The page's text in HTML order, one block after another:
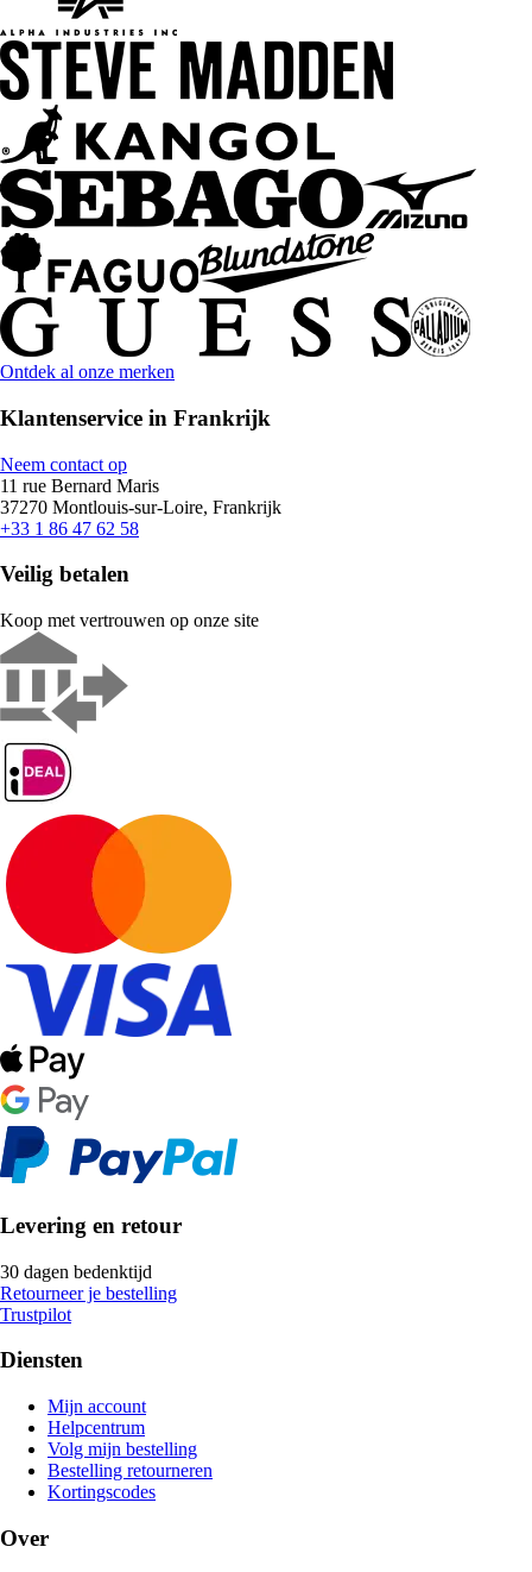
Ontdek al onze merken
Klantenservice in Frankrijk
Neem contact op
11 rue Bernard Maris
37270 Montlouis-sur-Loire, Frankrijk
+33 1 86 47 62 58
Veilig betalen
Koop met vertrouwen op onze site
Levering en retour
30 dagen bedenktijd
Retourneer je bestelling
Trustpilot
Diensten
Mijn account
Helpcentrum
Volg mijn bestelling
Bestelling retourneren
Kortingscodes
Over